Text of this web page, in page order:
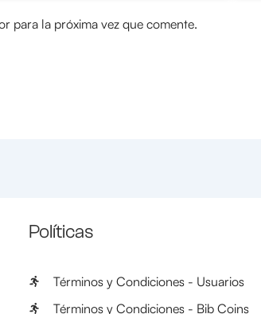
para la próxima vez que comente.
Políticas
Términos y Condiciones - Usuarios
Términos y Condiciones - Bib Coins